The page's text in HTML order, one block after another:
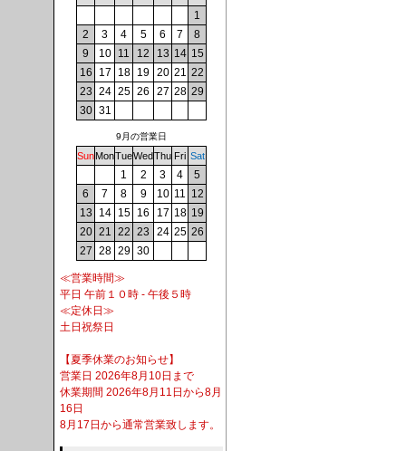
1
2
3 4 5 6 7
8
9
10 11 12 13 14 15
16
17 18 19 20 21 22
23 24 25 26 27 28 29
30 31
9月の営業日
SunMonTueWedThu Fri Sat
1 2 3 4
5
6
7 8 9 10 11 12
13
14 15 16 17 18 19
20 21 22 23 24 25 26
27 28 29 30
≪営業時間≫
平日 午前１０時 - 午後５時
≪定休日≫
土日祝祭日
【夏季休業のお知らせ】
営業日 2026年8月10日まで
休業期間 2026年8月11日から8月
16日
8月17日から通常営業致します。